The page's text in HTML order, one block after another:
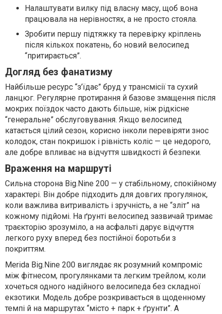
Налаштувати вилку під власну масу, щоб вона
працювала на нерівностях, а не просто стояла.
Зробити першу підтяжку та перевірку кріплень
після кількох покатень, бо новий велосипед
“притирається”.
Догляд без фанатизму
Найбільше ресурс “з’їдає” бруд у трансмісії та сухий
ланцюг. Регулярне протирання й базове змащення після
мокрих поїздок часто дають більше, ніж рідкісне
“генеральне” обслуговування. Якщо велосипед
катається цілий сезон, корисно інколи перевіряти знос
колодок, стан покришок і рівність коліс — це недорого,
але добре впливає на відчуття швидкості й безпеки.
Враження на маршруті
Сильна сторона Big.Nine 200 — у стабільному, спокійному
характері. Він добре підходить для довгих прогулянок,
коли важлива витривалість і зручність, а не “зліт” на
кожному підйомі. На ґрунті велосипед зазвичай тримає
траєкторію зрозуміло, а на асфальті дарує відчуття
легкого руху вперед без постійної боротьби з
покриттям.
Merida Big.Nine 200 виглядає як розумний компроміс
між фітнесом, прогулянками та легким трейлом, коли
хочеться одного надійного велосипеда без складної
екзотики. Модель добре розкривається в щоденному
темпі й на маршрутах “місто + парк + ґрунти”. А